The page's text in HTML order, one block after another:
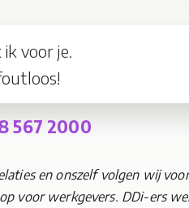
voor je.
567 2000
en onszelf volgen wij
voor werkgevers. DDi-ers